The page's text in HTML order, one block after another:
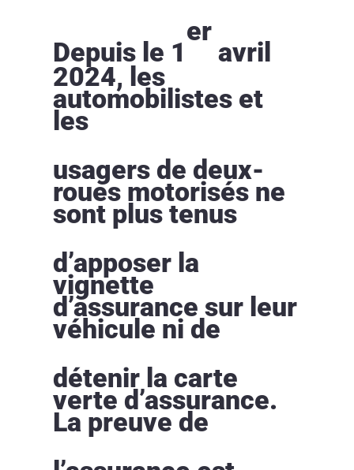
Depuis le 1
er
avril
2024, les
automobilistes et
les
usagers de deux-
roues motorisés ne
sont plus tenus
d’apposer la
vignette
d’assurance sur leur
véhicule ni de
détenir la carte
verte d’assurance.
La preuve de